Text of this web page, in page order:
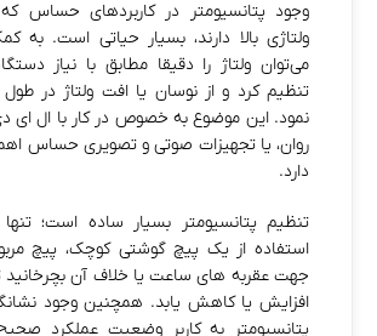
وجود پتانسیومتر در کاربردهای حساس
ولتاژی بالا دارند، بسیار حیاتی است. به
می‌توان ولتاژ را دقیقا مطابق با نیاز
تنظیم کرد و از نوسان یا افت ولتاژ در
نمود. این موضوع به خصوص در کار با ال‌ ای‌
روان، یا تجهیزات صوتی و تصویری حساس
دارد.
تنظیم پتانسیومتر بسیار ساده است؛
استفاده از یک پیچ‌ گوشتی کوچک، پیچ
جهت عقربه‌ های ساعت یا خلاف آن بچرخانید
پتانسیومتر به کاربر وضعیت عملکرد